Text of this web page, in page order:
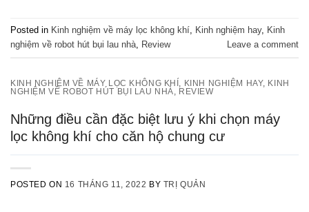
Posted in Kinh nghiệm về máy lọc không khí, Kinh nghiệm hay, Kinh
nghiệm về robot hút bụi lau nhà, Review Leave a comment
KINH NGHIỆM VỀ MÁY LỌC KHÔNG KHÍ KINH NGHIỆM HAY
KINH
NGHIỆM VỀ ROBOT HÚT BỤI LAU NHÀ
REVIEW
Những điều cần đặc biệt lưu ý khi chọn máy
lọc không khí cho căn hộ chung cư
POSTED ON 16 THÁNG 11, 2022 BY TRỊ QUẢN